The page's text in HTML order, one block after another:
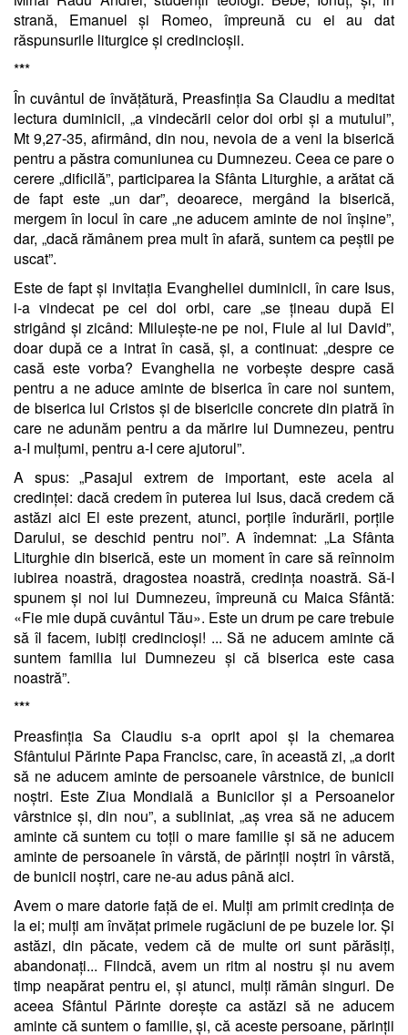
strană, Emanuel și Romeo, împreună cu ei au dat
răspunsurile liturgice și credincioșii.
***
În cuvântul de învățătură, Preasfinția Sa Claudiu a meditat
lectura duminicii, „a vindecării celor doi orbi și a mutului”,
Mt 9,27-35, afirmând, din nou, nevoia de a veni la biserică
pentru a păstra comuniunea cu Dumnezeu. Ceea ce pare o
cerere „dificilă”, participarea la Sfânta Liturghie, a arătat că
de fapt este „un dar”, deoarece, mergând la biserică,
mergem în locul în care „ne aducem aminte de noi înșine”,
dar, „dacă rămânem prea mult în afară, suntem ca peștii pe
uscat”.
Este de fapt și invitația Evangheliei duminicii, în care Isus,
i-a vindecat pe cei doi orbi, care „se țineau după El
strigând și zicând: Miluiește-ne pe noi, Fiule al lui David”,
doar după ce a intrat în casă, și, a continuat: „despre ce
casă este vorba? Evanghelia ne vorbește despre casă
pentru a ne aduce aminte de biserica în care noi suntem,
de biserica lui Cristos și de bisericile concrete din piatră în
care ne adunăm pentru a da mărire lui Dumnezeu, pentru
a-I mulțumi, pentru a-I cere ajutorul”.
A spus: „Pasajul extrem de important, este acela al
credinței: dacă credem în puterea lui Isus, dacă credem că
astăzi aici El este prezent, atunci, porțile îndurării, porțile
Darului, se deschid pentru noi”. A îndemnat: „La Sfânta
Liturghie din biserică, este un moment în care să reînnoim
iubirea noastră, dragostea noastră, credința noastră. Să-I
spunem și noi lui Dumnezeu, împreună cu Maica Sfântă:
«Fie mie după cuvântul Tău». Este un drum pe care trebuie
să îl facem, iubiți credincioși! ... Să ne aducem aminte că
suntem familia lui Dumnezeu și că biserica este casa
noastră”.
***
Preasfinția Sa Claudiu s-a oprit apoi și la chemarea
Sfântului Părinte Papa Francisc, care, în această zi, „a dorit
să ne aducem aminte de persoanele vârstnice, de bunicii
noștri. Este Ziua Mondială a Bunicilor și a Persoanelor
vârstnice și, din nou”, a subliniat, „aș vrea să ne aducem
aminte că suntem cu toții o mare familie și să ne aducem
aminte de persoanele în vârstă, de părinții noștri în vârstă,
de bunicii noștri, care ne-au adus până aici.
Avem o mare datorie față de ei. Mulți am primit credința de
la ei; mulți am învățat primele rugăciuni de pe buzele lor. Și
astăzi, din păcate, vedem că de multe ori sunt părăsiți,
abandonați... Fiindcă, avem un ritm al nostru și nu avem
timp neapărat pentru ei, și atunci, mulți rămân singuri. De
aceea Sfântul Părinte dorește ca astăzi să ne aducem
aminte că suntem o familie, și, că aceste persoane, părinții